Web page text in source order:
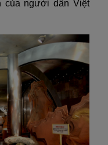
của người dân Việt